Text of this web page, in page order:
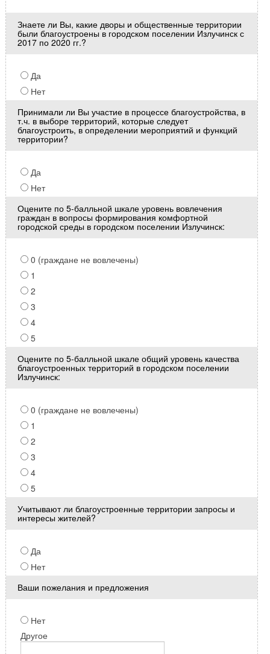
Знаете ли Вы, какие дворы и общественные территории
были благоустроены в городском поселении Излучинск с
2017 по 2020 гг.?
Да
Нет
Принимали ли Вы участие в процессе благоустройства, в
т.ч. в выборе территорий, которые следует
благоустроить, в определении мероприятий и функций
территории?
Да
Нет
Оцените по 5-балльной шкале уровень вовлечения
граждан в вопросы формирования комфортной
городской среды в городском поселении Излучинск:
0 (граждане не вовлечены)
1
2
3
4
5
Оцените по 5-балльной шкале общий уровень качества
благоустроенных территорий в городском поселении
Излучинск:
0 (граждане не вовлечены)
1
2
3
4
5
Учитывают ли благоустроенные территории запросы и
интересы жителей?
Да
Нет
Ваши пожелания и предложения
Нет
Другое